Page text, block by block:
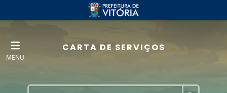
MENU
CARTA DE SERVIÇOS